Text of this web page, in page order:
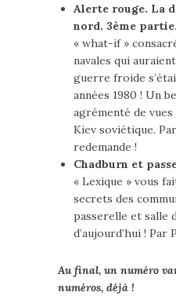
Alerte rouge. La
nord. 3ème partie.
« what-if »
navales qui
guerre froide
années 1980 ! Un
agrémenté de
Kiev soviétique.
redemande !
Chadburn et
« Lexique » vous
secrets des
passerelle et salle
d’aujourd’hui ! Par
Au final, un numéro
numéros, déjà !